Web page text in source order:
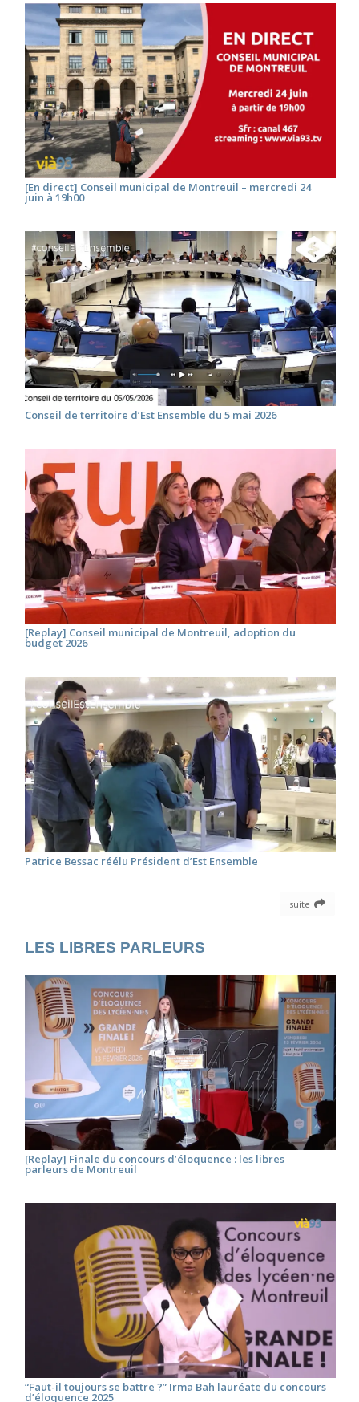
[En direct] Conseil municipal de Montreuil – mercredi 24
juin à 19h00
Conseil de territoire d’Est Ensemble du 5 mai 2026
[Replay] Conseil municipal de Montreuil, adoption du
budget 2026
Patrice Bessac réélu Président d’Est Ensemble
suite
LES LIBRES PARLEURS
[Replay] Finale du concours d’éloquence : les libres
parleurs de Montreuil
“Faut-il toujours se battre ?” Irma Bah lauréate du concours
d’éloquence 2025